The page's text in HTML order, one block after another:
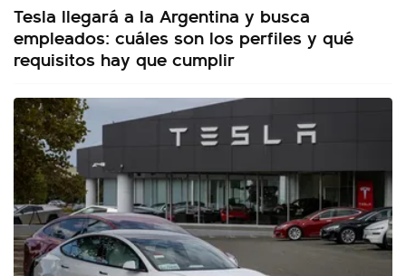
Tesla llegará a la Argentina y busca
empleados: cuáles son los perfiles y qué
requisitos hay que cumplir